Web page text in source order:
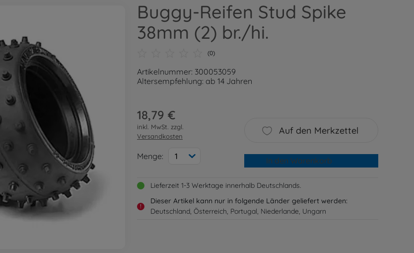
Buggy-Reifen Stud Spike
38mm (2) br./hi.
(0)
Artikelnummer: 300053059
Altersempfehlung: ab 14 Jahren
18,79 €
inkl. MwSt. zzgl.
Versandkosten
Menge: 1
Auf den Merkzettel
In den Warenkorb
Lieferzeit 1-3 Werktage innerhalb Deutschlands.
!
Dieser Artikel kann nur in folgende Länder geliefert werden:
Deutschland, Österreich, Portugal, Niederlande, Ungarn